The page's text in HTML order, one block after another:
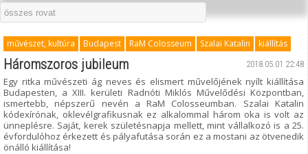
művészet, kultúra Budapest RaM Colosseum Szalai Katalin kiállítás
2018.05.01 22:48
Háromszoros jubileum
Egy ritka művészeti ág neves és elismert művelőjének nyílt kiállítása
Budapesten, a XIII. kerületi Radnóti Miklós Művelődési Központban,
ismertebb, népszerű nevén a RaM Colosseumban. Szalai Katalin
kódexírónak, oklevélgrafikusnak ez alkalommal három oka is volt az
ünneplésre. Saját, kerek születésnapja mellett, mint vállalkozó is a 25.
évfordulóhoz érkezett és pályafutása során ez a mostani az ötvenedik
önálló kiállítása!